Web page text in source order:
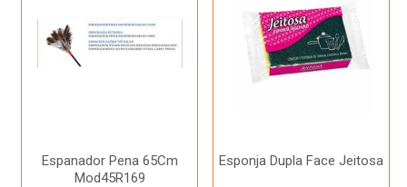
Espanador Pena 65Cm
Mod45R169
Esponja Dupla Face Jeitosa